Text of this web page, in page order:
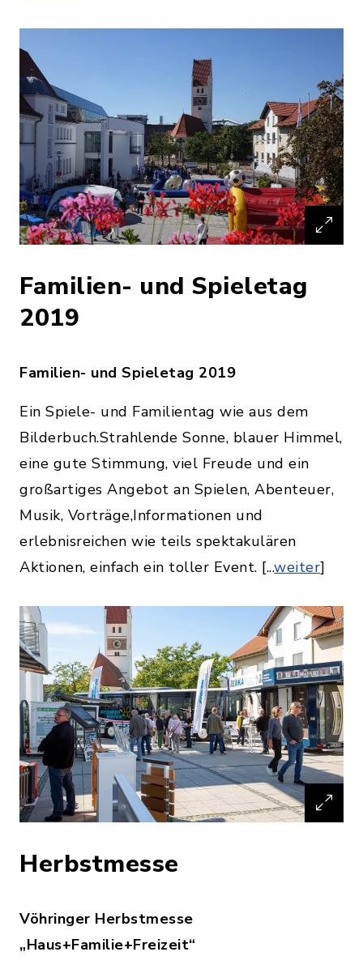
Familien- und Spieletag
2019
Familien- und Spieletag 2019
Ein Spiele- und Familientag wie aus dem
Bilderbuch.Strahlende Sonne, blauer Himmel,
eine gute Stimmung, viel Freude und ein
großartiges Angebot an Spielen, Abenteuer,
Musik, Vorträge,Informationen und
erlebnisreichen wie teils spektakulären
Aktionen, einfach ein toller Event. [...weiter]
Herbstmesse
Vöhringer Herbstmesse
„Haus+Familie+Freizeit“